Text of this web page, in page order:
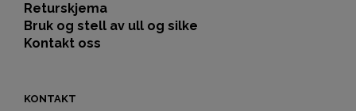
Returskjema
Bruk og stell av ull og silke
Kontakt oss
KONTAKT